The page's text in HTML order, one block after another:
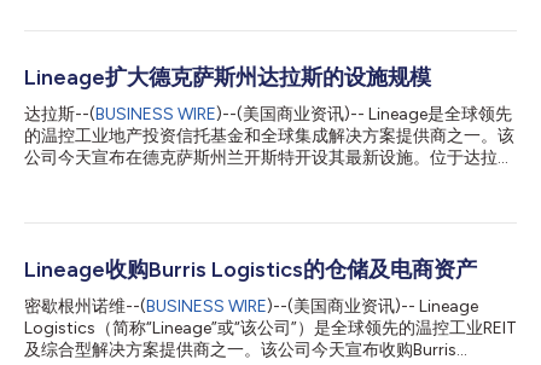
化设施扩大了Lineage在全球范围内的自动化设施网络。Lineage的
升效率，提高食品在储存过程中的质量，减少能源消耗和食品浪
费，这些努力也将随着时间的推移提高JBS的成本效率。 Lineage
总裁兼首席执行官Greg Lehmkuhl表示：“在过去的一年里，我们与
JBS和温莎镇密切合作，建造了这座最先进的设施，以加强JBS的
供应链，为消费者提供优质食品，我们对这一结果感到无比自
帮助降低能耗和减少食物浪费。自动化冷藏库配备了专有的仓库管
Lineage扩大德克萨斯州达拉斯的设施规模
达拉斯--(BUSINESS WIRE)--(美国商业资讯)-- Lineage是全球领先
的温控工业地产投资信托基金和全球集成解决方案提供商之一。该
公司今天宣布在德克萨斯州兰开斯特开设其最新设施。位于达拉斯
4150 N. Dallas Avenue的设施占地343,250平方英尺，拥有
需求和要求，该货架配置旨在处理高SKU数量和密集的分箱拣选作
业。一旦全面投入运营，新设施的运营支持将创造超过65个新就业
机会。 “我们很自豪地宣布兰卡斯特设施开业，我们在德克萨斯州
最先进的设施网络又新添了令人振奋的设施。”Lineage北美西部地
区运营总裁Brian Beattie 表示，“德克萨斯州——更具体地说是达
Lineage收购Burris Logistics的仓储及电商资产
密歇根州诺维--(BUSINESS WIRE)--(美国商业资讯)-- Lineage
Logistics（简称“Lineage”或“该公司”）是全球领先的温控工业REIT
及综合型解决方案提供商之一。该公司今天宣布收购Burris